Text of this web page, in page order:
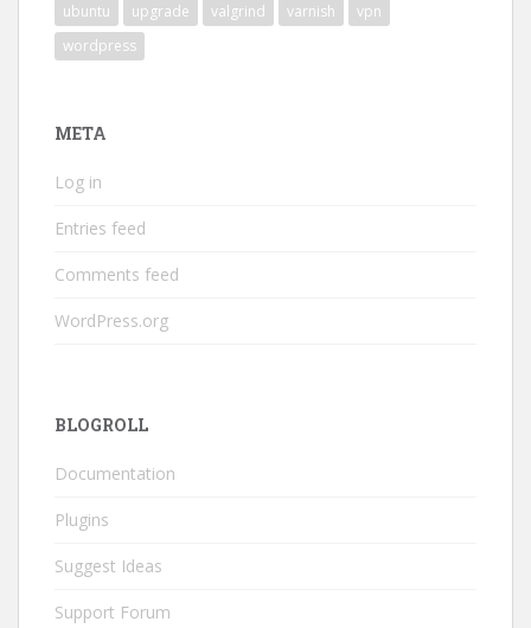
ubuntu
upgrade valgrind varnish
vpn
wordpress
META
Log in
Entries feed
Comments feed
WordPress.org
BLOGROLL
Documentation
Plugins
Suggest Ideas
Support Forum